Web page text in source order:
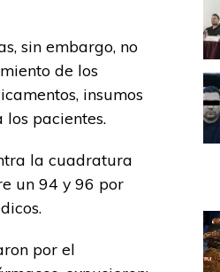
sin embargo, no
de los
insumos
pacientes.
la cuadratura
un 94 y 96 por
por el